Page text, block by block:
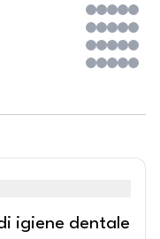
igiene dentale